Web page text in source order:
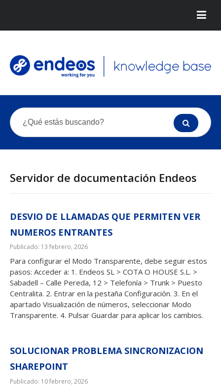
Servidor de documentación Endeos
DESVIO DE LLAMADAS QUE PERMITEN VER
NUMEROS ENTRANTES
Publicado: 13 febrero, 2026
Para configurar el Modo Transparente, debe seguir estos
pasos: Acceder a: 1. Endeos SL > COTA O HOUSE S.L. >
Sabadell – Calle Pereda, 12 > Telefonía > Trunk > Puesto
Centralita. 2. Entrar en la pestaña Configuración. 3. En el
apartado Visualización de números, seleccionar Modo
Transparente. 4. Pulsar Guardar para aplicar los cambios.
SOLUCIONAR PROBLEMA SINCRONIZACION
SHAREPOINT
Publicado: 10 febrero, 2026